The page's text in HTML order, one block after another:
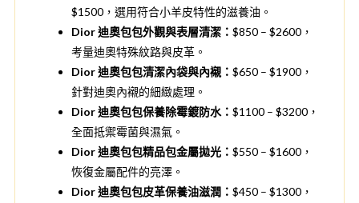
$1500，選用符合小羊皮特性的滋養油。
Dior 迪奧包包外觀與表層清潔： $850 – $2600，
考量迪奧特殊紋路與皮革。
Dior 迪奧包包清潔內袋與內襯： $650 – $1900，
針對迪奧內襯的細緻處理。
Dior 迪奧包包保養除霉鍍防水： $1100 – $3200，
全面抵禦霉菌與濕氣。
Dior 迪奧包包精品包金屬拋光： $550 – $1600，
恢復金屬配件的亮澤。
Dior 迪奧包包皮革保養油滋潤： $450 – $1300，